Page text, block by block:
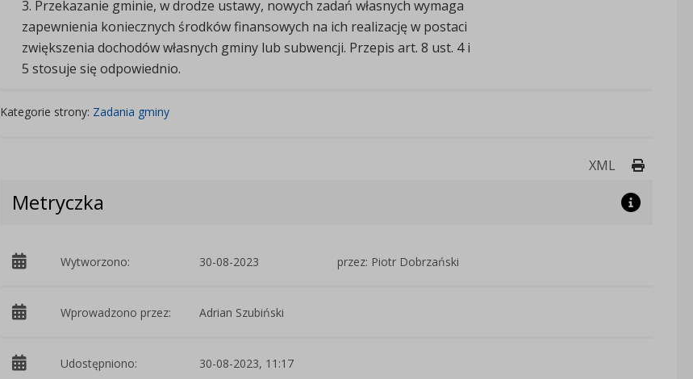
3. Przekazanie gminie, w drodze ustawy, nowych zadań własnych wymaga
zapewnienia koniecznych środków finansowych na ich realizację w postaci
zwiększenia dochodów własnych gminy lub subwencji. Przepis art. 8 ust. 4 i
5 stosuje się odpowiednio.
Kategorie strony: Zadania gminy
XML Drukuj
Metryczka
Wytworzono: 30-08-2023 przez: Piotr Dobrzański
Wprowadzono przez: Adrian Szubiński
Udostępniono: 30-08-2023, 11:17